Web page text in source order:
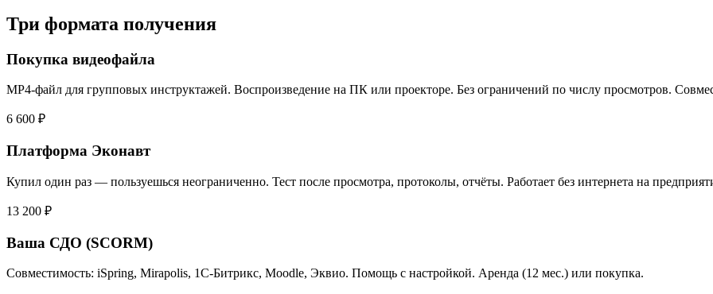
Три формата получения
Покупка видеофайла
MP4-файл для групповых инструктажей. Воспроизведение на ПК или проекторе. Без ограничений по числу просмотров.
6 600 ₽
Платформа Эконавт
Купил один раз — пользуешься неограниченно. Тест после просмотра, протоколы, отчёты. Работает без интернета на
13 200 ₽
Ваша СДО (SCORM)
Совместимость: iSpring, Mirapolis, 1С-Битрикс, Moodle, Эквио. Помощь с настройкой. Аренда (12 мес.) или покупка.